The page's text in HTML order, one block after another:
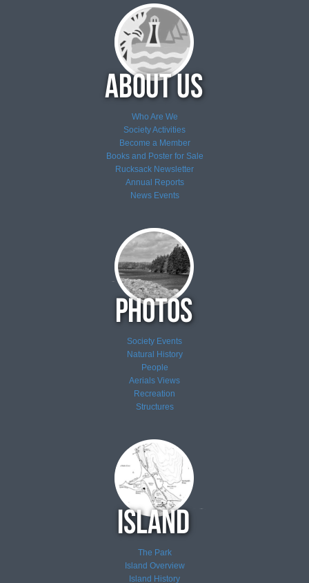
Who Are We
Society Activities
Become a Member
Books and Poster for Sale
Rucksack Newsletter
Annual Reports
NewsEvents
Society Events
Natural History
People
Aerials Views
Recreation
Structures
The Park
Island Overview
Island History